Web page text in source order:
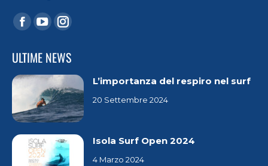
ULTIME NEWS
L’importanza del respiro nel surf
20 Settembre 2024
Isola Surf Open 2024
4 Marzo 2024